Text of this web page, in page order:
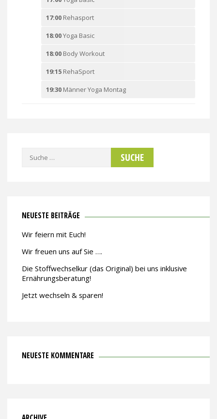
17:00 Rehasport
18:00Yoga Basic
18:00 Body Workout
19:15 RehaSport
19:30 Männer Yoga Montag
Suche
NEUESTE BEITRÄGE
Wir feiern mit Euch!
Wir freuen uns auf Sie ….
Die Stoffwechselkur (das Original) bei uns inklusive
Ernährungsberatung!
Jetzt wechseln & sparen!
NEUESTE KOMMENTARE